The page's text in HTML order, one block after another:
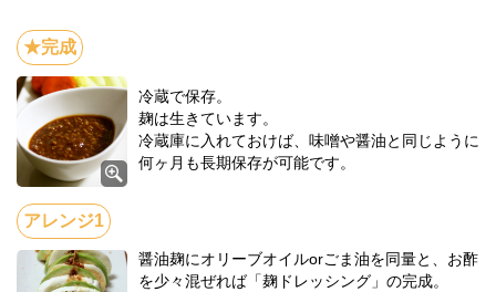
冷蔵で保存。
麹は生きています。
冷蔵庫に入れておけば、味噌や醤油と同じように
何ヶ月も長期保存が可能です。
醤油麹にオリーブオイルorごま油を同量と、お酢
を少々混ぜれば「麹ドレッシング」の完成。